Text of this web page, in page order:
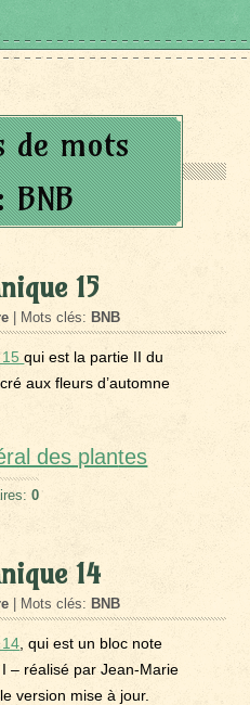
de mots
BNB
15
| Mots clés: BNB
15qui est la partie II du
aux fleurs d’automne
des plantes
0
14
| Mots clés: BNB
, qui est un bloc note
– réalisé par Jean-Marie
version mise à jour.